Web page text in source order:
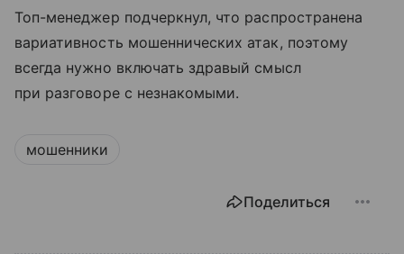
Топ-менеджер подчеркнул, что распространена
вариативность мошеннических атак, поэтому
всегда нужно включать здравый смысл
при разговоре с незнакомыми.
мошенники
Поделиться